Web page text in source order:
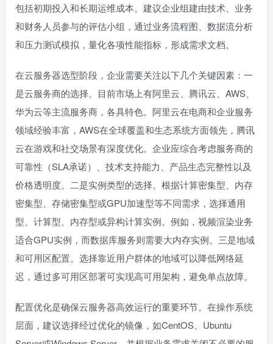
包括初期投入和长期运维成本。建议企业组建由技术、业务
和财务人员参与的评估小组，通过业务流程图、数据流分析
和压力测试模拟，量化各项性能指标，形成需求文档。
在云服务器选型阶段，企业需要关注以下几个关键因素：一
是云服务商的选择。目前市场上有阿里云、腾讯云、AWS、
华为云等主流服务商，各具特色。阿里云在电商和企业服务
领域经验丰富，AWS在全球覆盖和生态系统方面领先，腾讯
云在游戏和社交场景有深度优化。企业应综合考虑服务商的
可靠性（SLA承诺）、技术支持能力、产品生态完整性以及
价格透明度。二是实例类型的选择。根据计算密集型、内存
密集型、存储密集型或GPU加速型等不同需求，选择通用
型、计算型、内存型或异构计算实例。例如，视频渲染业务
适合GPU实例，而数据库服务则需要大内存实例。三是地域
和可用区配置。选择靠近用户群体的地域可以降低网络延
迟，通过多可用区部署可实现高可用架构，避免单点故障。
配置优化是确保云服务器高效运行的重要环节。在操作系统
层面，建议选择经过优化的镜像，如CentOS、Ubuntu